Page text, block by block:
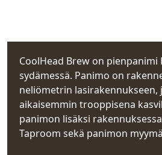
CoolHead Brew on pienpanimi
sydämessä. Panimo on
neliömetrin lasirakennukseen,
aikaisemmin trooppisena
panimon lisäksi
Taproom sekä panimon